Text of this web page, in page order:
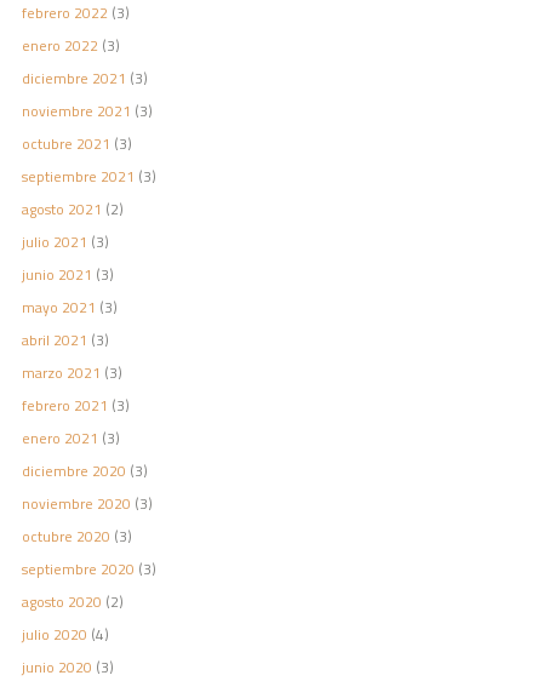
febrero 2022 (3)
enero 2022 (3)
diciembre 2021 (3)
noviembre 2021 (3)
octubre 2021 (3)
septiembre 2021 (3)
agosto 2021 (2)
julio 2021 (3)
junio 2021 (3)
mayo 2021 (3)
abril 2021 (3)
marzo 2021 (3)
febrero 2021 (3)
enero 2021 (3)
diciembre 2020 (3)
noviembre 2020 (3)
octubre 2020 (3)
septiembre 2020 (3)
agosto 2020 (2)
julio 2020 (4)
junio 2020 (3)